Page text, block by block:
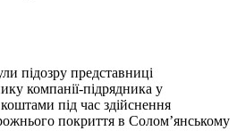
компанії-підрядника у
під час здійснення
покриття в Солом’янському